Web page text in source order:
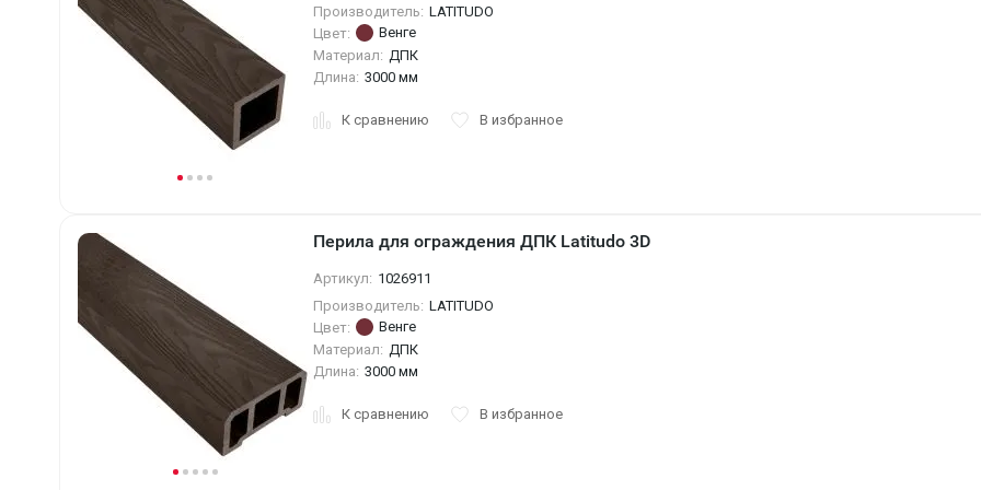
Производитель: LATITUDO
Цвет:
Венге
Материал: ДПК
Длина: 3000 мм
К сравнению В избранное
Перила для ограждения ДПК Latitudo 3D
Артикул: 1026911
Производитель: LATITUDO
Цвет:
Венге
Материал: ДПК
Длина: 3000 мм
К сравнению В избранное